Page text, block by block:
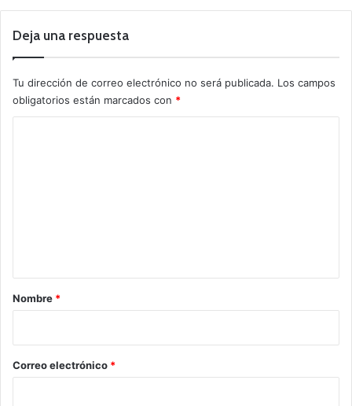
Deja una respuesta
Tu dirección de correo electrónico no será publicada. Los campos
obligatorios están marcados con *
r
*
Nombre *
Correo electrónico *